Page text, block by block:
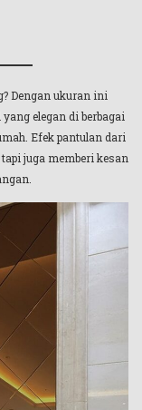
Dengan ukuran ini
elegan di berbagai
Efek pantulan dari
juga memberi kesan